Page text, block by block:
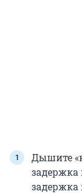
Дышите
задержка